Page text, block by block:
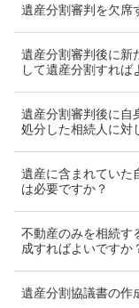
遺産分割審判を欠席
遺産分割審判後に新
して遺産分割すれば
遺産分割審判後に自
処分した相続人に対
遺産に含まれていた
は必要ですか？
不動産のみを相続す
成すればよいですか
遺産分割協議書の作